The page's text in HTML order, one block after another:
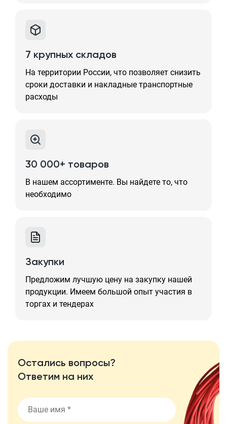
7 крупных складов
На территории России, что позволяет снизить
сроки доставки и накладные транспортные
расходы
30 000+ товаров
В нашем ассортименте. Вы найдете то, что
необходимо
Закупки
Предложим лучшую цену на закупку нашей
продукции. Имеем большой опыт участия в
торгах и тендерах
Остались вопросы?
Ответим на них